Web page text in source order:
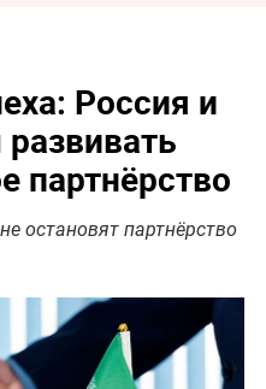
Россия и
партнёрство
остановят партнёрство